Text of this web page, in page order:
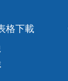
格下載